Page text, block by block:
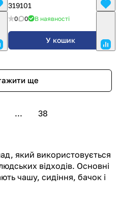
319101
0 0 В наявності
У кошик
ще
... 38
який використовується
відходів. Основні
чашу, сидіння, бачок і